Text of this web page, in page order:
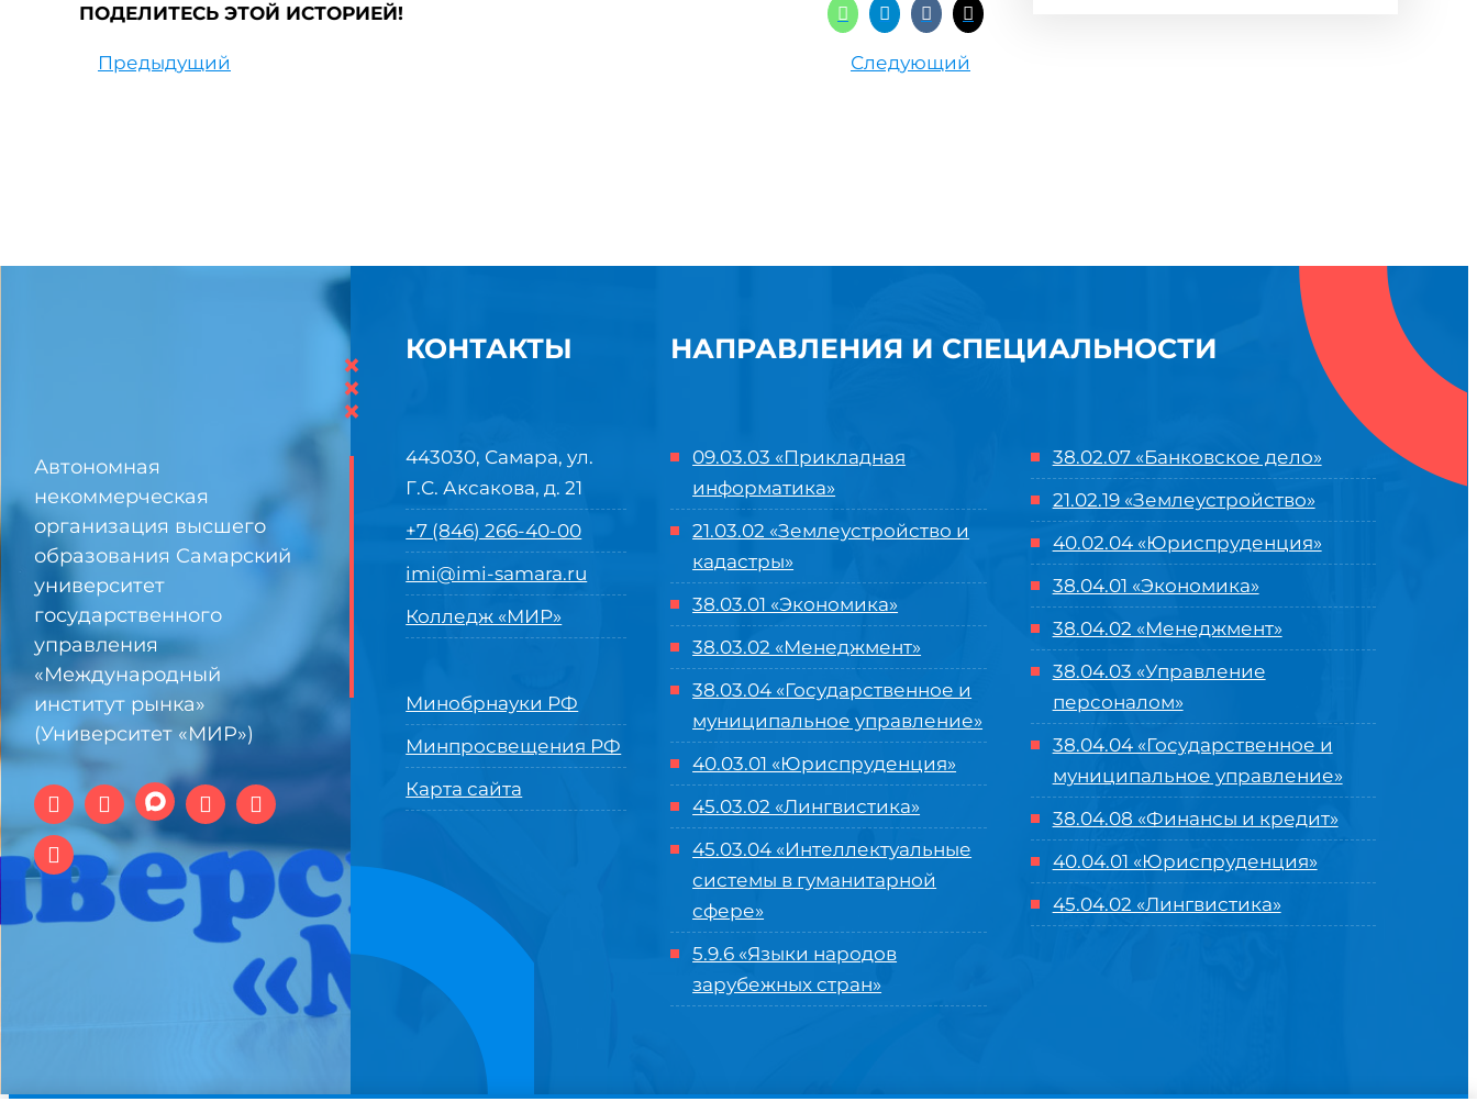
ПОДЕЛИТЕСЬ ЭТОЙ ИСТОРИЕЙ!
Предыдущий Следующий
Автономная
некоммерческая
организация высшего
образования Самарский
университет
государственного
управления
«Международный
институт рынка»
(Университет «МИР»)
×
×
×
КОНТАКТЫ
443030, Самара, ул.
Г.С. Аксакова, д. 21
+7 (846) 266-40-00
imi@imi-samara.ru
Колледж «МИР»
Минобрнауки РФ
Минпросвещения РФ
Карта сайта
НАПРАВЛЕНИЯ И СПЕЦИАЛЬНОСТИ
09.03.03 «Прикладная
информатика»
21.03.02 «Землеустройство и
кадастры»
38.03.01 «Экономика»
38.03.02 «Менеджмент»
38.03.04 «Государственное и
муниципальное управление»
40.03.01 «Юриспруденция»
45.03.02 «Лингвистика»
45.03.04 «Интеллектуальные
системы в гуманитарной
сфере»
5.9.6 «Языки народов
зарубежных стран»
38.02.07 «Банковское дело»
21.02.19 «Землеустройство»
40.02.04 «Юриспруденция»
38.04.01 «Экономика»
38.04.02 «Менеджмент»
38.04.03 «Управление
персоналом»
38.04.04 «Государственное и
муниципальное управление»
38.04.08 «Финансы и кредит»
40.04.01 «Юриспруденция»
45.04.02 «Лингвистика»